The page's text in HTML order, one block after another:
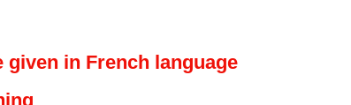
given in French language